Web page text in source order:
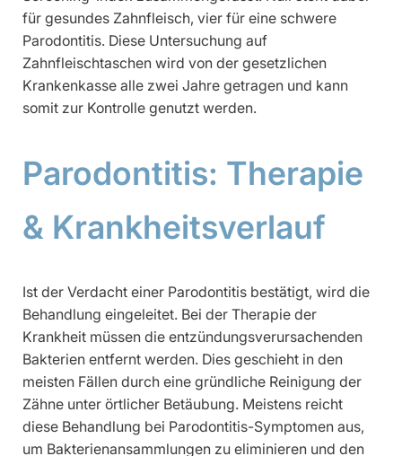
für gesundes Zahnfleisch, vier für eine schwere
Parodontitis. Diese Untersuchung auf
Zahnfleischtaschen wird von der gesetzlichen
Krankenkasse alle zwei Jahre getragen und kann
somit zur Kontrolle genutzt werden.
Parodontitis: Therapie
& Krankheitsverlauf
Ist der Verdacht einer Parodontitis bestätigt, wird die
Behandlung eingeleitet. Bei der Therapie der
Krankheit müssen die entzündungsverursachenden
Bakterien entfernt werden. Dies geschieht in den
meisten Fällen durch eine gründliche Reinigung der
Zähne unter örtlicher Betäubung. Meistens reicht
diese Behandlung bei Parodontitis-Symptomen aus,
um Bakterienansammlungen zu eliminieren und den